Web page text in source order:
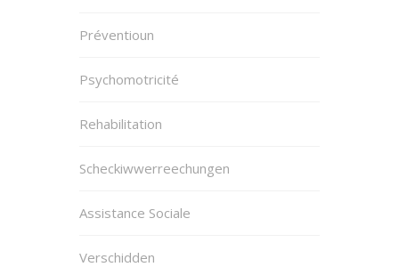
Préventioun
Psychomotricité
Rehabilitation
Scheckiwwerreechungen
Assistance Sociale
Verschidden